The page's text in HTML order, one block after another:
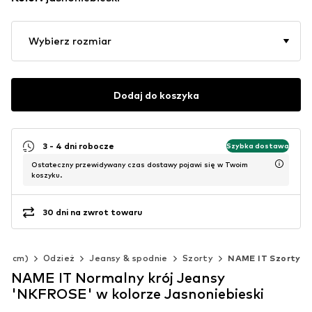
Wybierz rozmiar
Dodaj do koszyka
3 - 4 dni robocze Szybka dostawa
Ostateczny przewidywany czas dostawy pojawi się w Twoim
koszyku.
30 dni na zwrot towaru
cm) Odzież Jeansy & spodnie Szorty NAME IT Szorty
NAME IT Normalny krój Jeansy
'NKFROSE' w kolorze Jasnoniebieski